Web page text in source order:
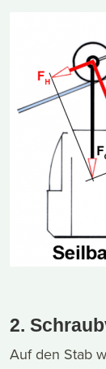
2.
Auf den Stab